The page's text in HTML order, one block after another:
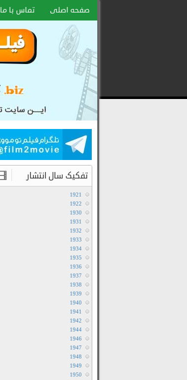
سریال
صفحه اصلی تماس با ما
تفکیک سال انتشار
1921
1922
1930
1931
1932
1933
1934
1935
1936
1937
1938
1939
1940
1941
1942
1944
1946
1947
1948
1949
1950